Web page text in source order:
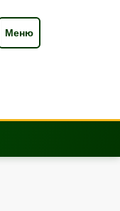
Меню